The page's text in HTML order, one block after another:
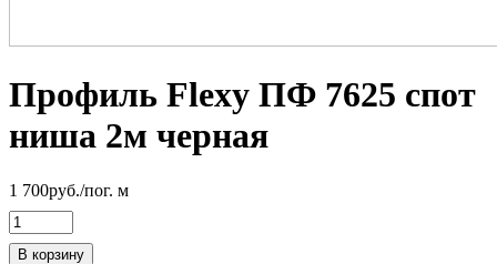
Профиль Flexy ПФ 7625 спот
ниша 2м черная
1 700руб./пог. м
В корзину